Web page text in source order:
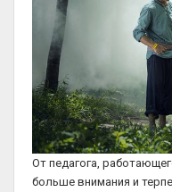
От педагога,
больше внимания и